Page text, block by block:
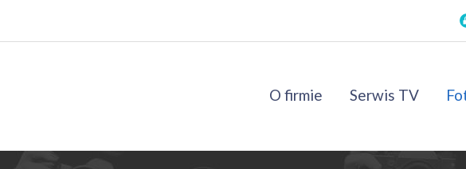
O firmie Serwis TV